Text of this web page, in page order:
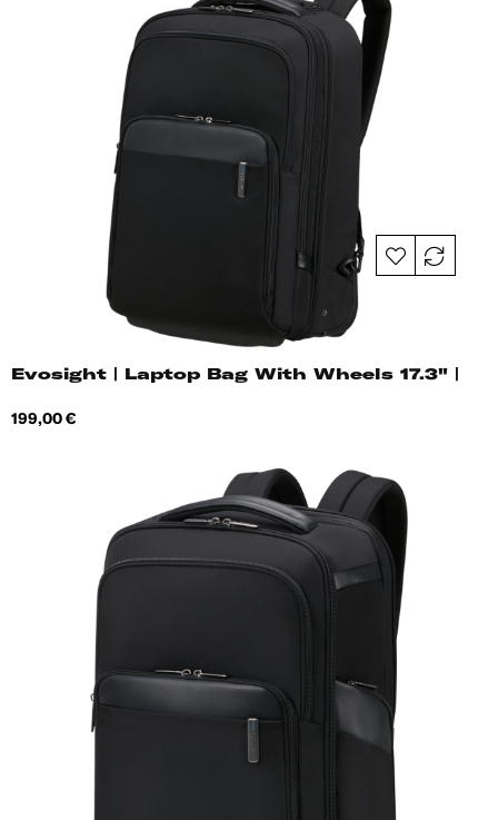
Evosight | Laptop Bag With Wheels 17.3" |
Hind
199,00 €